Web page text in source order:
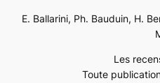
E. Ballarini, Ph. Bauduin, H.
Les
Toute